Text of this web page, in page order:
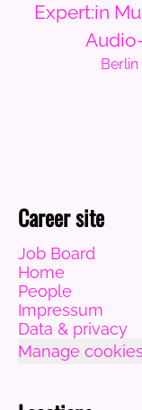
Expert:in
Berlin
Career site
Job Board
Home
People
Impressum
Data & privacy
Manage cookies